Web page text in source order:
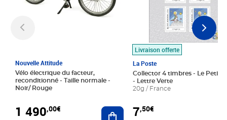
Nouvelle Attitude
Vélo électrique du facteur,
reconditionné - Taille normale -
Noir/ Rouge
1 490,00€ Ajouter au panier
Livraison offerte
La Poste
Collector 4 timbres - Le Petit
- Lettre Verte
20g / France
7,50€